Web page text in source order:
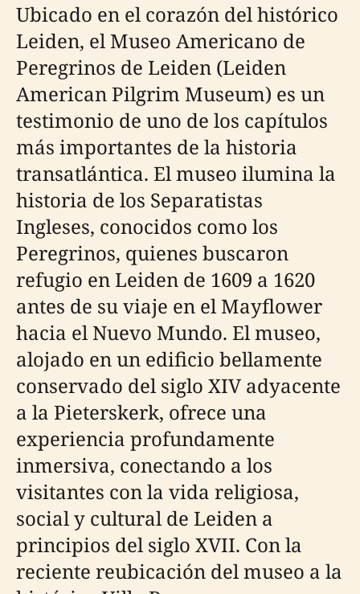
Ubicado en el corazón del histórico
Leiden, el Museo Americano de
Peregrinos de Leiden (Leiden
American Pilgrim Museum) es un
testimonio de uno de los capítulos
más importantes de la historia
transatlántica. El museo ilumina la
historia de los Separatistas
Ingleses, conocidos como los
Peregrinos, quienes buscaron
refugio en Leiden de 1609 a 1620
antes de su viaje en el Mayflower
hacia el Nuevo Mundo. El museo,
alojado en un edificio bellamente
conservado del siglo XIV adyacente
a la Pieterskerk, ofrece una
experiencia profundamente
inmersiva, conectando a los
visitantes con la vida religiosa,
social y cultural de Leiden a
principios del siglo XVII. Con la
reciente reubicación del museo a la